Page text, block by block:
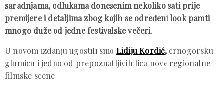
saradnjama, odlukama donesenim nekoliko sati prije
premijere i detaljima zbog kojih se određeni look pamti
mnogo duže od jedne festivalske večeri.
U novom izdanju ugostili smo Lidiju Kordić, crnogorsku
glumicu i jedno od prepoznatljivih lica nove regionalne
filmske scene.